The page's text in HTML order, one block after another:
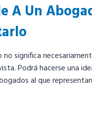
A Un
significa
Podrá hacerse una
al que